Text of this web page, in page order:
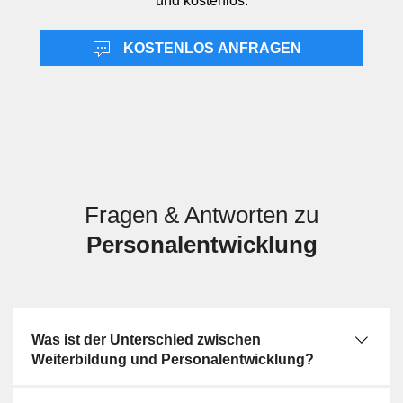
Personalerhaltung nicht primär um Bindungsmassnahmen
wie Vergütung, Kultur oder Benefits. Von Arbeitsrecht und
KOSTENLOS ANFRAGEN
Fragen & Antworten zu
Personalentwicklung
Was ist der Unterschied zwischen
Weiterbildung und Personalentwicklung?